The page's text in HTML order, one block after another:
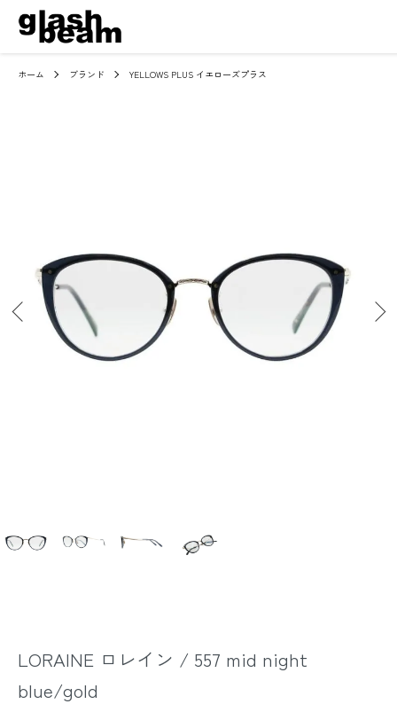
ホーム ブランド YELLOWS PLUS イエローズプラス
LORAINE ロレイン / 557 mid night
blue/gold